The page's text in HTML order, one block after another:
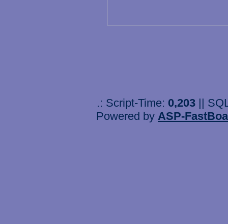
.: Script-Time: 0,203 ||
Powered by ASP-